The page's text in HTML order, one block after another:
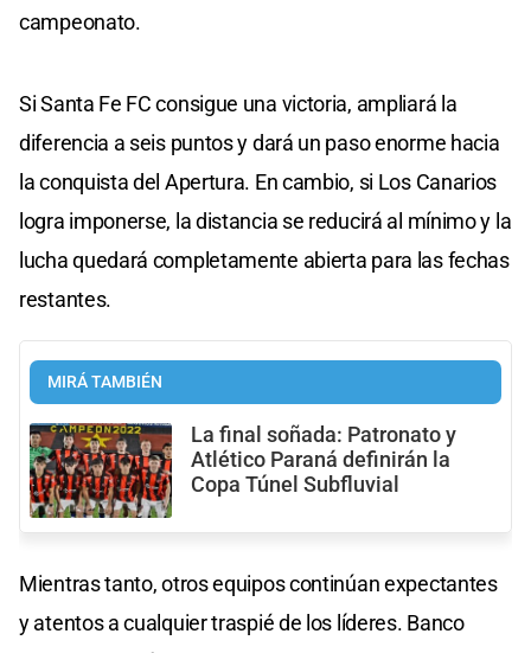
campeonato.
Si Santa Fe FC consigue una victoria, ampliará la
diferencia a seis puntos y dará un paso enorme hacia
la conquista del Apertura. En cambio, si Los Canarios
logra imponerse, la distancia se reducirá al mínimo y la
lucha quedará completamente abierta para las fechas
restantes.
MIRÁ TAMBIÉN
La final soñada: Patronato y
Atlético Paraná definirán la
Copa Túnel Subfluvial
Mientras tanto, otros equipos continúan expectantes
y atentos a cualquier traspié de los líderes. Banco